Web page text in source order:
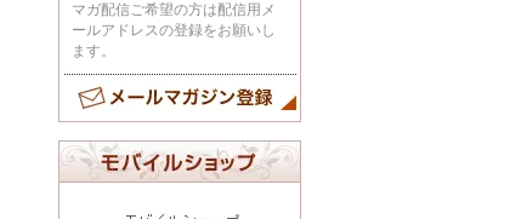
マガ配信ご希望の方は配信用メ
ールアドレスの登録をお願いし
ます。